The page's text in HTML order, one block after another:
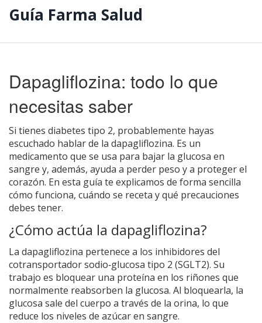
Guía Farma Salud
Dapagliflozina: todo lo que
necesitas saber
Si tienes diabetes tipo 2, probablemente hayas
escuchado hablar de la dapagliflozina. Es un
medicamento que se usa para bajar la glucosa en
sangre y, además, ayuda a perder peso y a proteger el
corazón. En esta guía te explicamos de forma sencilla
cómo funciona, cuándo se receta y qué precauciones
debes tener.
¿Cómo actúa la dapagliflozina?
La dapagliflozina pertenece a los inhibidores del
cotransportador sodio‑glucosa tipo 2 (SGLT2). Su
trabajo es bloquear una proteína en los riñones que
normalmente reabsorben la glucosa. Al bloquearla, la
glucosa sale del cuerpo a través de la orina, lo que
reduce los niveles de azúcar en sangre.